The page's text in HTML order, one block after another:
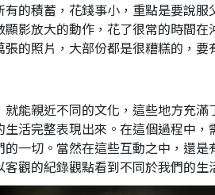
有的積蓄，花錢事小，重點是要說
顯影放大的動作，花了很常的時間在
張的照片，大部份都是很糟糕的，
就能親近不同的文化，這些地方充
生活完整表現出來。在這個過程中
的一切。當然在這些互動之中，還
觀的紀錄觀點看到不同於我們的生